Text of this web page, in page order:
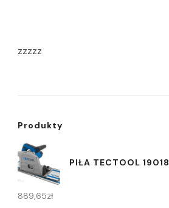
zzzzz
Produkty
PIŁA TECTOOL 19018
889,65zł